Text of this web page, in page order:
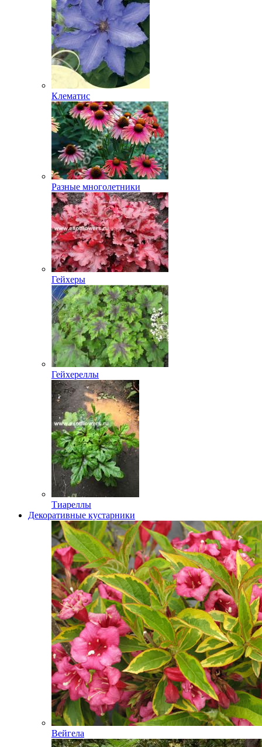
Клематис
Разные многолетники
Гейхеры
Гейхереллы
Тиареллы
Декоративные кустарники
Вейгела